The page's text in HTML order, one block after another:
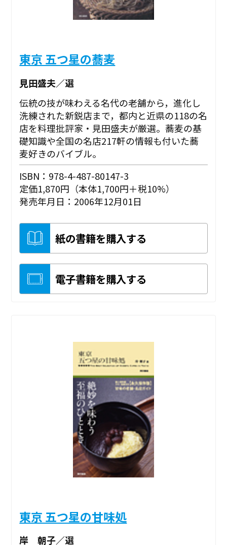
東京 五つ星の蕎麦
見田盛夫／選
伝統の技が味わえる名代の老舗から，進化し
洗練された新鋭店まで，都内と近県の118の名
店を料理批評家・見田盛夫が厳選。蕎麦の基
礎知識や全国の名店217軒の情報も付いた蕎
麦好きのバイブル。
ISBN：978-4-487-80147-3
定価1,870円（本体1,700円＋税10%）
発売年月日：2006年12月01日
紙の書籍を購入する
電子書籍を購入する
東京 五つ星の甘味処
岸 朝子／選